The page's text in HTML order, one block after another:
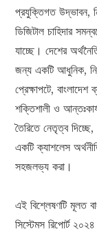
প্রযুক্তিগত উদ্ভাবন,
ডিজিটাল চাহিদার
যাচ্ছে। দেশের
জন্য একটি আধুনিক,
প্রেক্ষাপটে, বাংলাদেশ
শক্তিশালী ও
তৈরিতে নেতৃত্ব
একটি ক্যাশলেস
সহজলভ্য করা।
এই বিশ্লেষণটি মূলত
সিস্টেমস রিপোর্ট